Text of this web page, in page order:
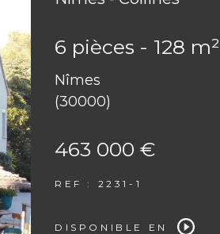
6 pièces - 128 m²
Nîmes
(30000)
463 000 €
REF : 2231-1
DISPONIBLE EN